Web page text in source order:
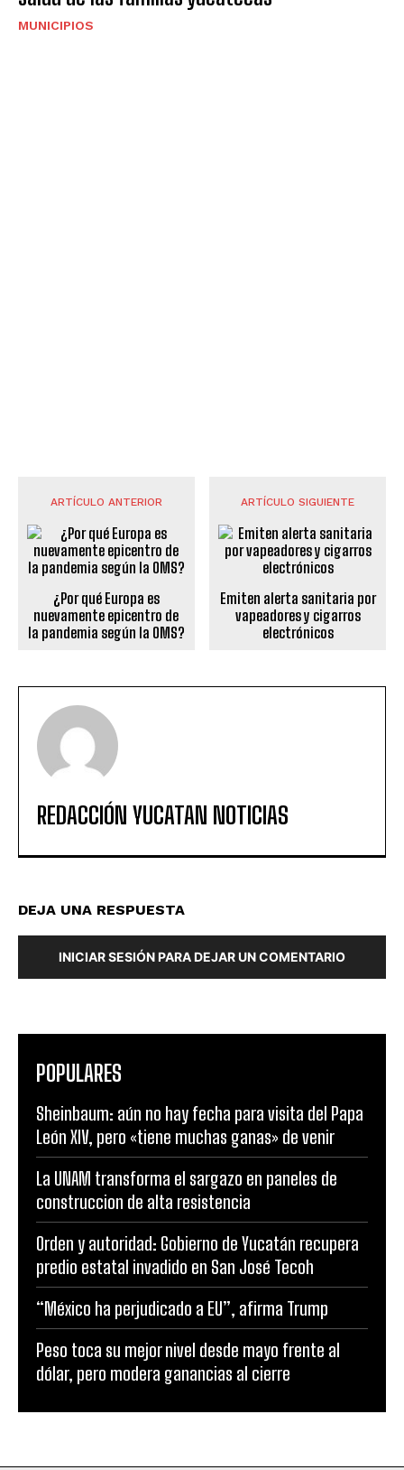
MUNICIPIOS
ARTÍCULO ANTERIOR
¿Por qué Europa es
nuevamente epicentro de
la pandemia según la OMS?
ARTÍCULO SIGUIENTE
Emiten alerta sanitaria por
vapeadores y cigarros
electrónicos
REDACCIÓN YUCATAN NOTICIAS
DEJA UNA RESPUESTA
INICIAR SESIÓN PARA DEJAR UN COMENTARIO
POPULARES
Sheinbaum: aún no hay fecha para visita del Papa
León XIV, pero «tiene muchas ganas» de venir
La UNAM transforma el sargazo en paneles de
construccion de alta resistencia
Orden y autoridad: Gobierno de Yucatán recupera
predio estatal invadido en San José Tecoh
“México ha perjudicado a EU”, afirma Trump
Peso toca su mejor nivel desde mayo frente al
dólar, pero modera ganancias al cierre